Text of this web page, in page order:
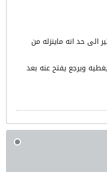
الى حد انه ماينزله من
ويرجع يفتح عنه بعد